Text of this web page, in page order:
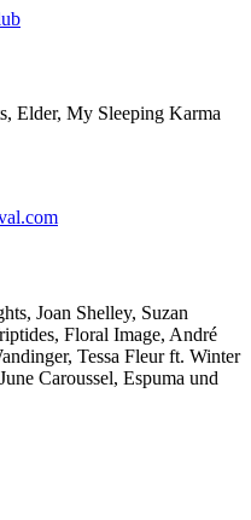
Elder, My Sleeping Karma
Joan Shelley, Suzan
Floral Image, André
Tessa Fleur ft. Winter
Caroussel, Espuma und